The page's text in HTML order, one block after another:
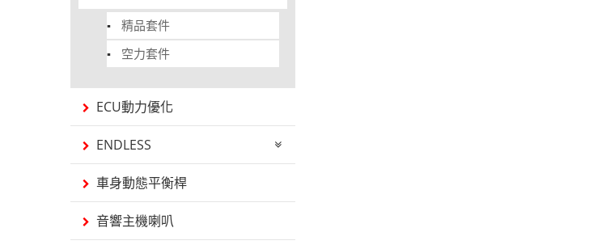
精品套件
空力套件
ECU動力優化
ENDLESS
車身動態平衡桿
音響主機喇叭